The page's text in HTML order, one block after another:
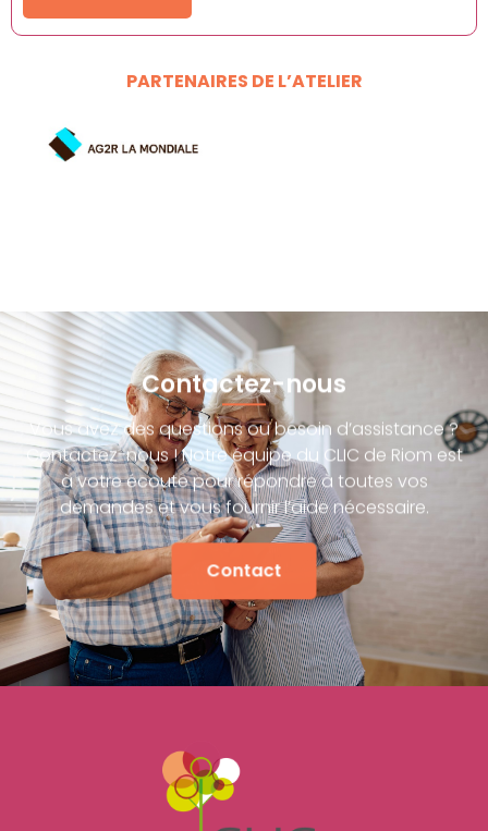
PARTENAIRES DE L’ATELIER
Contactez-nous
Vous avez des questions ou besoin d’assistance ?
Contactez-nous ! Notre équipe du CLIC de Riom est
à votre écoute pour répondre à toutes vos
demandes et vous fournir l’aide nécessaire.
Contact